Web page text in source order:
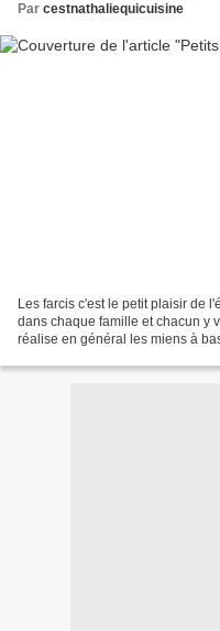
Par cestnathaliequicuisine
Les farcis c'est le petit plaisir de
dans chaque famille et chacun y
réalise en général les miens à